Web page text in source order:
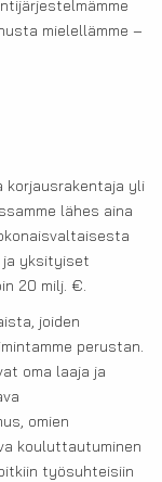
mielellämme –
korjausrakentaja yli
lähes aina
ja yksityiset
20 milj. €.
joiden
perustan.
oma laaja ja
omien
kouluttautuminen
työsuhteisiin